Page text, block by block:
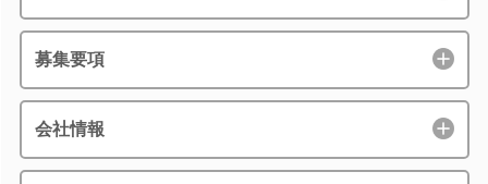
募集要項
会社情報